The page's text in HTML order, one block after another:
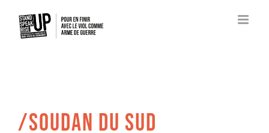
/SOUDAN DU SUD